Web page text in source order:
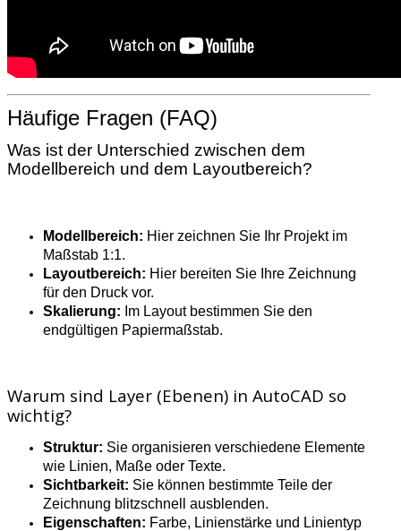
Häufige Fragen (FAQ)
Was ist der Unterschied zwischen dem
Modellbereich und dem Layoutbereich?
Modellbereich: Hier zeichnen Sie Ihr Projekt im
Maßstab 1:1.
Layoutbereich: Hier bereiten Sie Ihre Zeichnung
für den Druck vor.
Skalierung: Im Layout bestimmen Sie den
endgültigen Papiermaßstab.
Warum sind Layer (Ebenen) in AutoCAD so
wichtig?
Struktur: Sie organisieren verschiedene Elemente
wie Linien, Maße oder Texte.
Sichtbarkeit: Sie können bestimmte Teile der
Zeichnung blitzschnell ausblenden.
Eigenschaften: Farbe, Linienstärke und Linientyp